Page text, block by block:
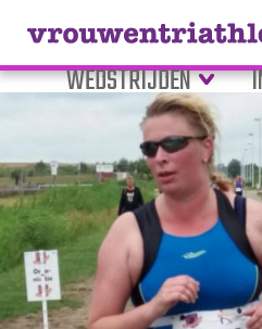
WEDSTRIJDEN
Tag Archive: